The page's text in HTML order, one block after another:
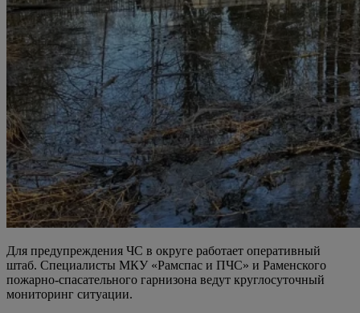
Для предупреждения ЧС в округе работает оперативный
штаб. Специалисты МКУ «Рамспас и ПЧС» и Раменского
пожарно-спасательного гарнизона ведут круглосуточный
мониторинг ситуации.